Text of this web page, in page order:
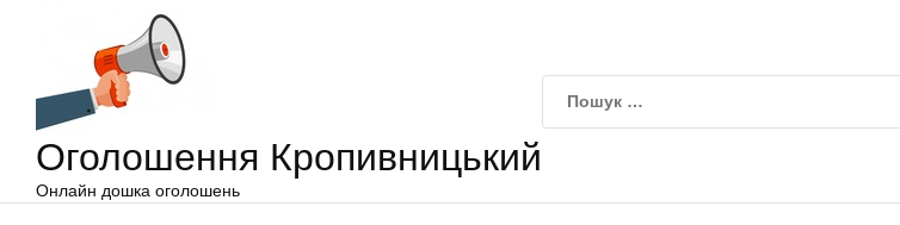
Оголошення Кропивницький
Онлайн дошка оголошень